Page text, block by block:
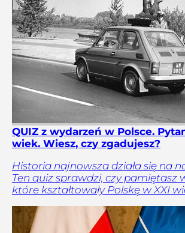
QUIZ z wydarzeń w Polsce.
wiek. Wiesz, czy zgadujesz?
Historia najnowsza działa się na
Ten quiz sprawdzi, czy pamiętasz
które kształtowały Polskę w XXI